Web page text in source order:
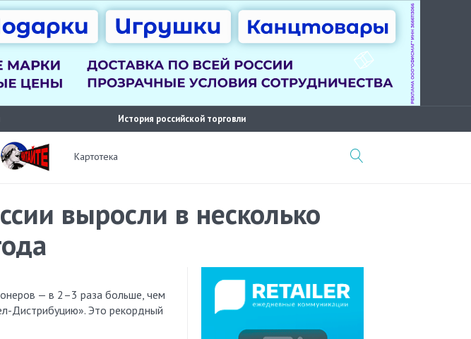
История российской торговли
Картотека
выросли в несколько
Дистрибуцию». Это рекордный